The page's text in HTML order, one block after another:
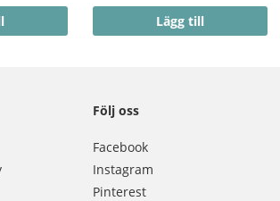
Lägg till
Följ oss
Facebook
Instagram
Pinterest